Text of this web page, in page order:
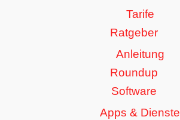
Tarife
Ratgeber
Anleitung
Roundup
Software
Apps & Dienste